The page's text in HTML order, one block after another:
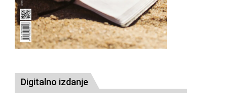
Digitalno izdanje